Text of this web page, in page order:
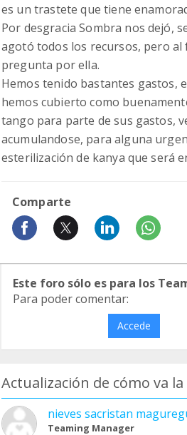
es un trastete que tiene
Por desgracia Sombra nos dejó,
agotó todos los recursos, pero al
pregunta por ella.
Hemos tenido bastantes gastos,
hemos cubierto como
tango para parte de sus gastos,
acumulandose, para alguna
esterilización de kanya que será
Comparte
Este foro sólo es para los
Para poder comentar:
Accede
Actualización de cómo va la
nieves sacristan
Teaming Manager